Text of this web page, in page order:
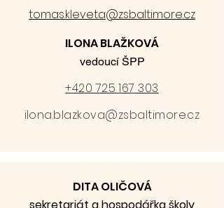
tomas.kleveta@zsbaltimore.cz
ILONA BLAŽKOVÁ
vedoucí ŠPP
+420 725 167 303
ilona.blazkova@zsbaltimore.cz
DITA OLIČOVÁ